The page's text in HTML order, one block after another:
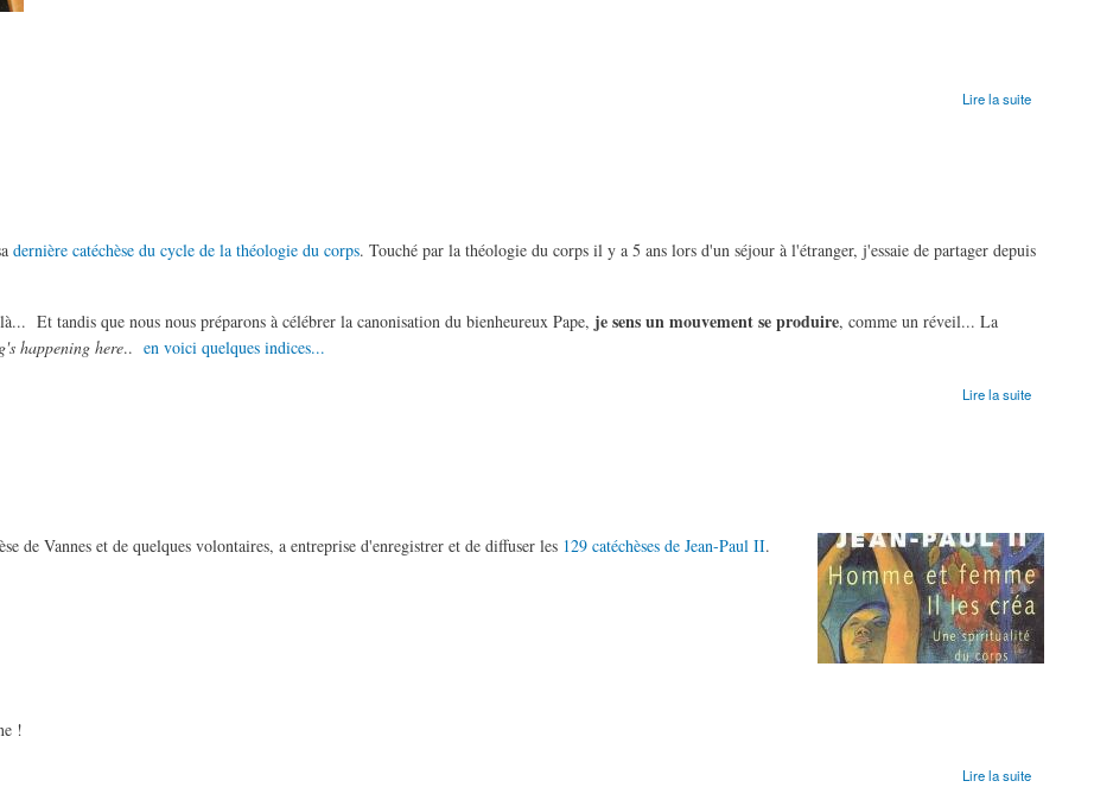
Lire la suite
dernière catéchèse du cycle de la théologie du corps. Touché par la théologie du corps il y a 5 ans lors d'un séjour à l'étranger, j'essaie de partager depuis
Et tandis que nous nous préparons à célébrer la canonisation du bienheureux Pape, je sens un mouvement se produire, comme un réveil... La
happening here.. en voici quelques indices...
Lire la suite
de Vannes et de quelques volontaires, a entreprise d'enregistrer et de diffuser les 129 catéchèses de Jean-Paul II.
!
Lire la suite